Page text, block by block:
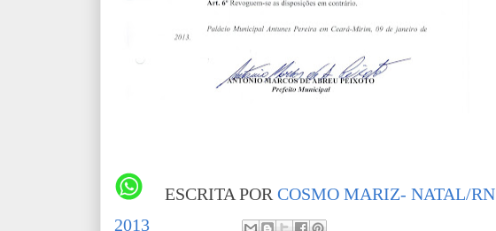
ESCRITA POR COSMO MARIZ- NATAL/RN
2013